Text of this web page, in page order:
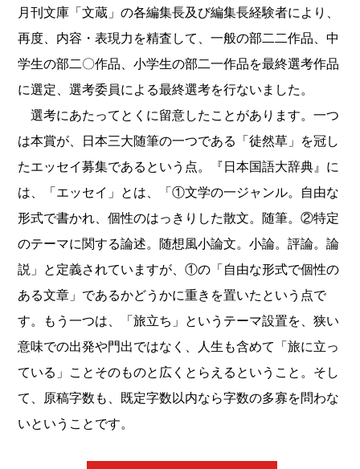
月刊文庫「文蔵」の各編集長及び編集長経験者により、
再度、内容・表現力を精査して、一般の部二二作品、中
学生の部二〇作品、小学生の部二一作品を最終選考作品
に選定、選考委員による最終選考を行ないました。
選考にあたってとくに留意したことがあります。一つ
は本賞が、日本三大随筆の一つである「徒然草」を冠し
たエッセイ募集であるという点。『日本国語大辞典』に
は、「エッセイ」とは、「①文学の一ジャンル。自由な
形式で書かれ、個性のはっきりした散文。随筆。②特定
のテーマに関する論述。随想風小論文。小論。評論。論
説」と定義されていますが、①の「自由な形式で個性の
ある文章」であるかどうかに重きを置いたという点で
す。もう一つは、「旅立ち」というテーマ設置を、狭い
意味での出発や門出ではなく、人生も含めて「旅に立っ
ている」ことそのものと広くとらえるということ。そし
て、原稿字数も、既定字数以内なら字数の多寡を問わな
いということです。